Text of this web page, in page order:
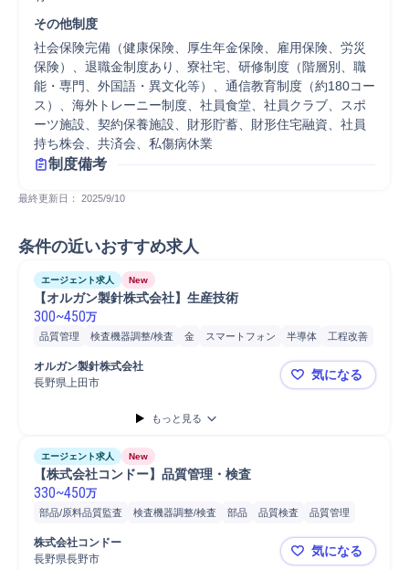
その他制度
社会保険完備（健康保険、厚生年金保険、雇用保険、労災
保険）、退職金制度あり、寮社宅、研修制度（階層別、職
能・専門、外国語・異文化等）、通信教育制度（約180コー
ス）、海外トレーニー制度、社員食堂、社員クラブ、スポ
ーツ施設、契約保養施設、財形貯蓄、財形住宅融資、社員
持ち株会、共済会、私傷病休業
制度備考
最終更新日： 2025/9/10
条件の近いおすすめ求人
エージェント求人 New
【オルガン製針株式会社】生産技術
300~450万
品質管理 検査機器調整/検査 金 スマートフォン 半導体
工程改善
メンテナンス
ニッケル
維持管理
生産技術
オルガン製針株式会社
長野県上田市
【オルガン
気になる
もっと見る
エージェント求人 New
【株式会社コンドー】品質管理・検査
330~450万
部品/原料品質監査 検査機器調整/検査 部品 品質検査
品質管理
工作機械
自動車
普通自動車
株式会社コンドー
長野県長野市
【株式会社
気になる